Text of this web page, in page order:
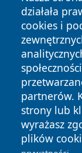
działała
cookies i
partnerów.
strony lub
wyrażasz
plików
Copyright ©
zastrzeżone.
News Autorzy